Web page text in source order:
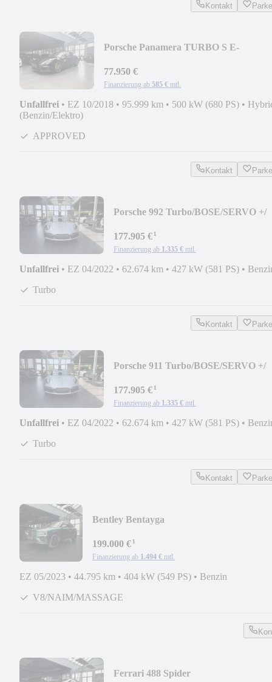
Kontakt
Porsche Panamera TURBO S E-
77.950 €
Finanzierung ab 585 € mtl.
Unfallfrei • EZ 10/2018 • 95.999 km • 500 kW (680 PS) •
(Benzin/Elektro)
APPROVED
Kontakt
Porsche 992 Turbo/BOSE/SERVO +/
177.905 €¹
Finanzierung ab 1.335 € mtl.
Unfallfrei • EZ 04/2022 • 62.674 km • 427 kW (581 PS) •
Turbo
Kontakt
Porsche 911 Turbo/BOSE/SERVO +/
177.905 €¹
Finanzierung ab 1.335 € mtl.
Unfallfrei • EZ 04/2022 • 62.674 km • 427 kW (581 PS) •
Turbo
Kontakt
Bentley Bentayga
199.000 €¹
Finanzierung ab 1.494 € mtl.
EZ 05/2023 • 44.795 km • 404 kW (549 PS) • Benzin
V8/NAIM/MASSAGE
Ferrari 488 Spider